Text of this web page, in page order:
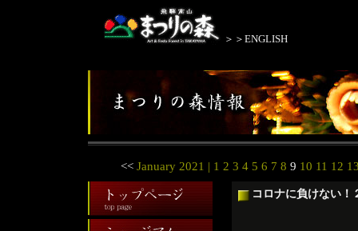
＞＞ENGLISH
<< January 2021 | 1 2 3 4 5 6 7 8 9 10 11 12
コロナに負けない！